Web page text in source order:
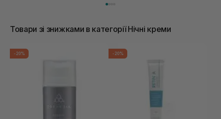
Товари зі знижками в категорії Нічні креми
-20% -20%